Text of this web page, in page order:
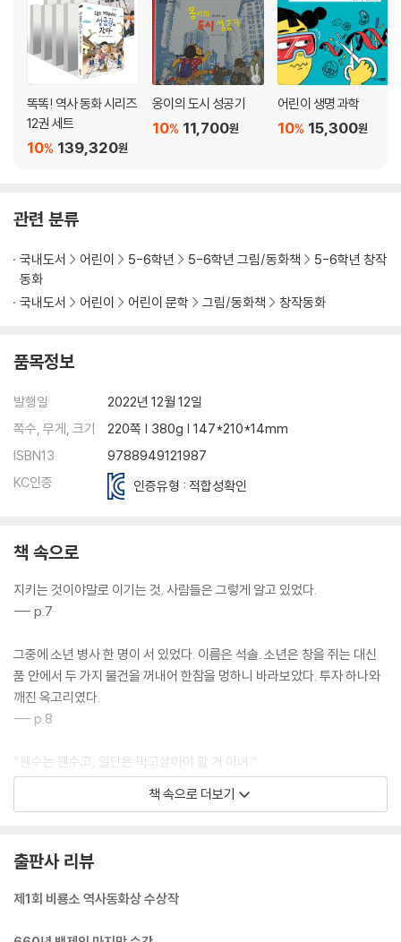
똑똑! 역사 동화 시리즈
12권 세트
139,320원
10%
옹이의 도시 성공기
11,700원
10%
어린이 생명 과학
15,300원
10%
관련 분류
국내도서 어린이 5-6학년 5-6학년 그림/동화책
5-6학년 창작
동화
국내도서
어린이 어린이 문학 그림/동화책 창작동화
품목정보
발행일
2022년 12월 12일
쪽수, 무게, 크기
220쪽 | 380g | 147*210*14mm
ISBN13
9788949121987
KC인증
인증유형 : 적합성확인
책 속으로
지키는 것이야말로 이기는 것. 사람들은 그렇게 알고 있었다.
--- p.7
그중에 소년 병사 한 명이 서 있었다. 이름은 석솔. 소년은 창을 쥐는 대신
품 안에서 두 가지 물건을 꺼내어 한참을 멍하니 바라보았다. 투자 하나와
깨진 옥고리였다.
--- p.8
“웬수는 웬수고, 일단은 먹고살아야 할 거 아녀.”
--- p.13
--- p.33
도해는 잠시 침묵했다. 그러더니 보리가 담긴 자루를 바라보며 대꾸했다.
책 속으로 더보기
출판사 리뷰
제1회 비룡소 역사동화상 수상작